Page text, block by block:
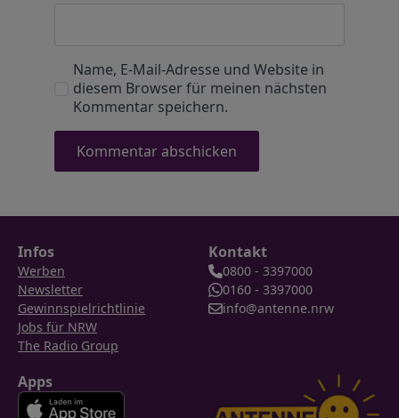
Name, E-Mail-Adresse und Website in
diesem Browser für meinen nächsten
Kommentar speichern.
Infos
Werben
Newsletter
Gewinnspielrichtlinie
Jobs für NRW
The Radio Group
Kontakt
0800 - 3397000
0160 - 3397000
info@antenne.nrw
Apps